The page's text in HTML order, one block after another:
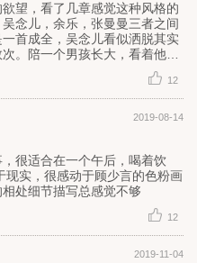
望，看了几章感觉这种风格的
念儿，余乐，张曼曼三者之间
首成全，吴念儿看似洒脱其实
。陪一个男孩长大，看着他喜
得女主就是很普通的一个人，
，特别是人际交往关系特别棒，
本领，给人的第一感觉就已经
并且想评论很多很多，可惜文
种种。打算看这篇文的朋友一
12
2019-08-14
很适合在一个午后，喝着饮
现实，很感动于顾少言的色粉画
处细节描写总感觉不够
12
2019-11-04